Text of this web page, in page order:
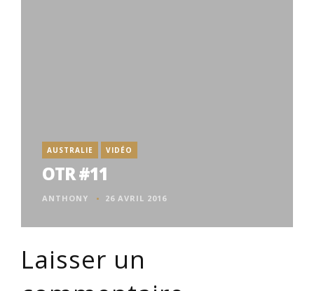
AUSTRALIE VIDÉO
OTR #11
ANTHONY 26 AVRIL 2016
Laisser un